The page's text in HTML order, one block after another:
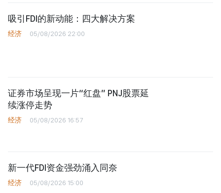
吸引FDI的新动能：四大解决方案
经济 05/08/2026 22:00
证券市场呈现一片“红盘” PNJ股票延
续涨停走势
经济 05/08/2026 16:57
新一代FDI资金强劲涌入同奈
经济 05/08/2026 15:00